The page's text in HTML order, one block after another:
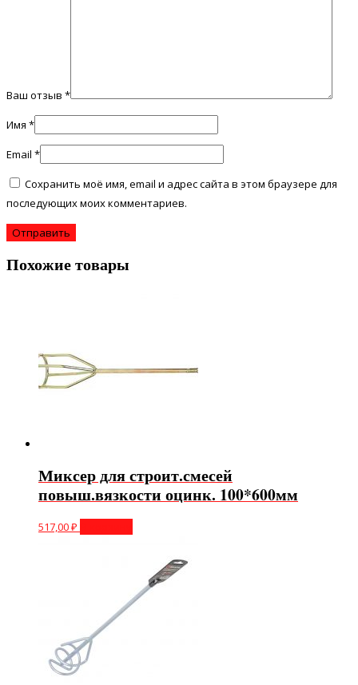
Ваш отзыв *
Имя *
Email *
Сохранить моё имя, email и адрес сайта в этом браузере для
последующих моих комментариев.
Похожие товары
Миксер для строит.смесей
повыш.вязкости оцинк. 100*600мм
517,00₽